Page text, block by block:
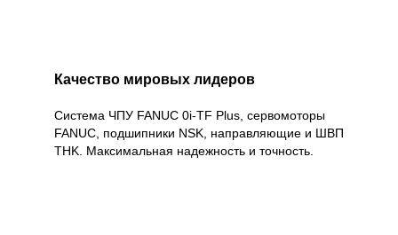
Качество мировых лидеров
Система ЧПУ FANUC 0i-TF Plus, сервомоторы
FANUC, подшипники NSK, направляющие и ШВП
THK. Максимальная надежность и точность.